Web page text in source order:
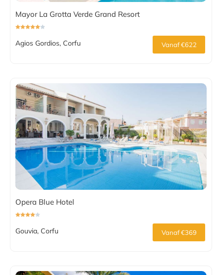
Mayor La Grotta Verde Grand Resort
Agios Gordios, Corfu Vanaf €622
Opera Blue Hotel
Gouvia, Corfu Vanaf €369